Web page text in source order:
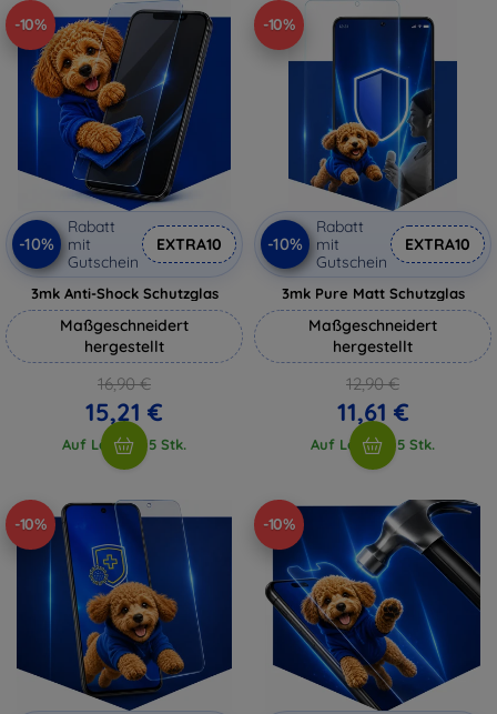
-10%
-10%
Rabatt
mit
Gutschein
EXTRA10
3mk Anti-Shock Schutzglas
Maßgeschneidert
hergestellt
16,90 €
15,21 €
Auf Lager > 5 Stk.
-10%
-10%
Rabatt
mit
Gutschein
EXTRA10
3mk Pure Matt Schutzglas
Maßgeschneidert
hergestellt
12,90 €
11,61 €
Auf Lager > 5 Stk.
-10% -10%